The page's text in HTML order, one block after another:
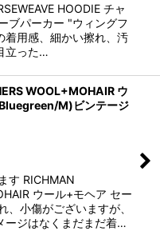
HOODIE チャ
ブパーカー "ウィングフ
着用感、細かい擦れ、汚
立った…
WOOL+MOHAIR ウ
M)ビンテージ
す RICHMAN
ウール+モヘア セー
、小傷がございますが、
ージはなくまだまだ着…